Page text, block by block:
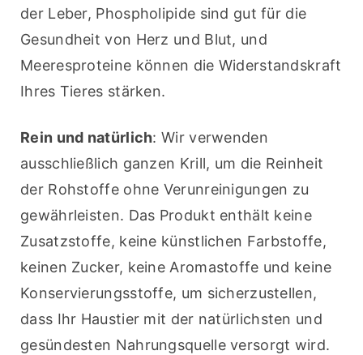
der Leber, Phospholipide sind gut für die
Gesundheit von Herz und Blut, und
Meeresproteine können die Widerstandskraft
Ihres Tieres stärken.
Rein und natürlich: Wir verwenden
ausschließlich ganzen Krill, um die Reinheit
der Rohstoffe ohne Verunreinigungen zu
gewährleisten. Das Produkt enthält keine
Zusatzstoffe, keine künstlichen Farbstoffe,
keinen Zucker, keine Aromastoffe und keine
Konservierungsstoffe, um sicherzustellen,
dass Ihr Haustier mit der natürlichsten und
gesündesten Nahrungsquelle versorgt wird.